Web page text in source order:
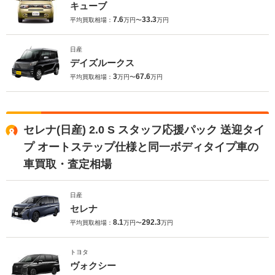
キューブ
平均買取相場： 7.6万円〜33.3万円
日産
デイズルークス
平均買取相場： 3万円〜67.6万円
セレナ(日産) 2.0 S スタッフ応援パック 送迎タイ
プ オートステップ仕様と同一ボディタイプ車の
車買取・査定相場
日産
セレナ
平均買取相場： 8.1万円〜292.3万円
トヨタ
ヴォクシー